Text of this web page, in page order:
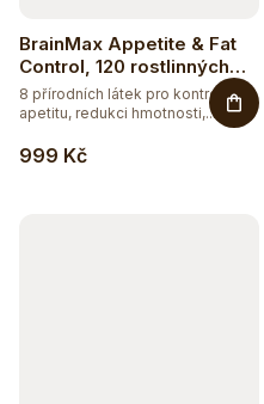
u
k
t
ů
r
o
d
u
BrainMax Appetite & Fat
Control, 120 rostlinných
kapslí
999 Kč
8 přírodních látek pro kontrolu
apetitu, redukci hmotnosti,...